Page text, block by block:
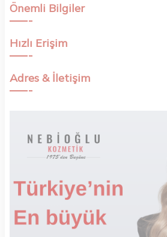
Önemli Bilgiler
Hızlı Erişim
Adres & İletişim